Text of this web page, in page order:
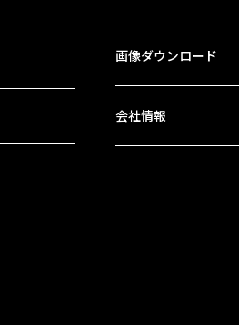
画像ダウンロード
会社情報